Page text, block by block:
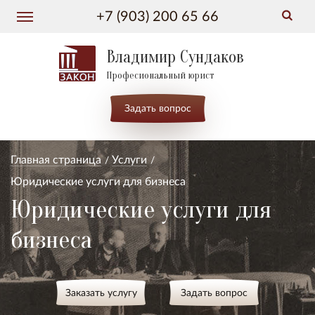
+7 (903) 200 65 66
Владимир Сундаков
Професиональный юрист
Задать вопрос
Главная страница
Услуги
Юридические услуги для бизнеса
Юридические услуги для
бизнеса
Заказать услугу Задать вопрос